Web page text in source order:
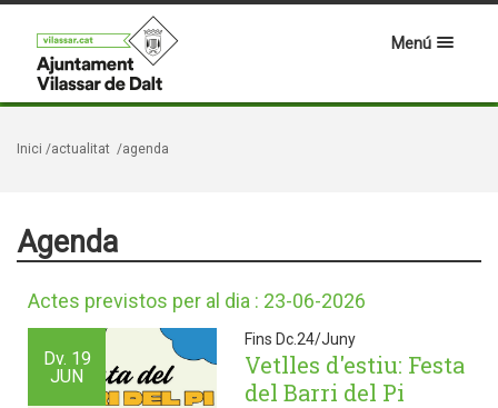
Menú
Inici /actualitat /agenda
Agenda
Actes previstos per al dia : 23-06-2026
Dv. 19
JUN
Fins Dc.24/Juny
Vetlles d'estiu: Festa
del Barri del Pi